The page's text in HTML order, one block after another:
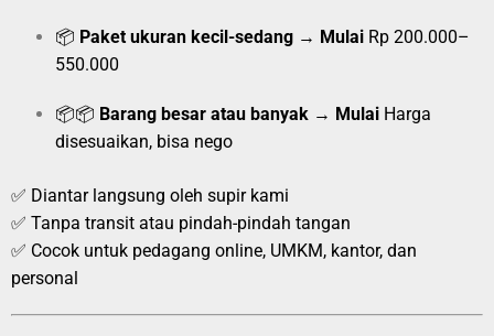
📦 Paket ukuran kecil-sedang → Mulai Rp 200.000–
550.000
📦📦 Barang besar atau banyak → Mulai Harga
disesuaikan, bisa nego
✅ Diantar langsung oleh supir kami
✅ Tanpa transit atau pindah-pindah tangan
✅ Cocok untuk pedagang online, UMKM, kantor, dan
personal